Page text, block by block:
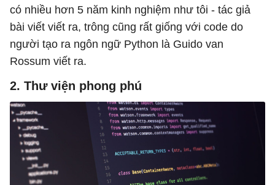
có nhiều hơn 5 năm kinh nghiệm như tôi - tác giả
bài viết viết ra, trông cũng rất giống với code do
người tạo ra ngôn ngữ Python là Guido van
Rossum viết ra.
2. Thư viện phong phú